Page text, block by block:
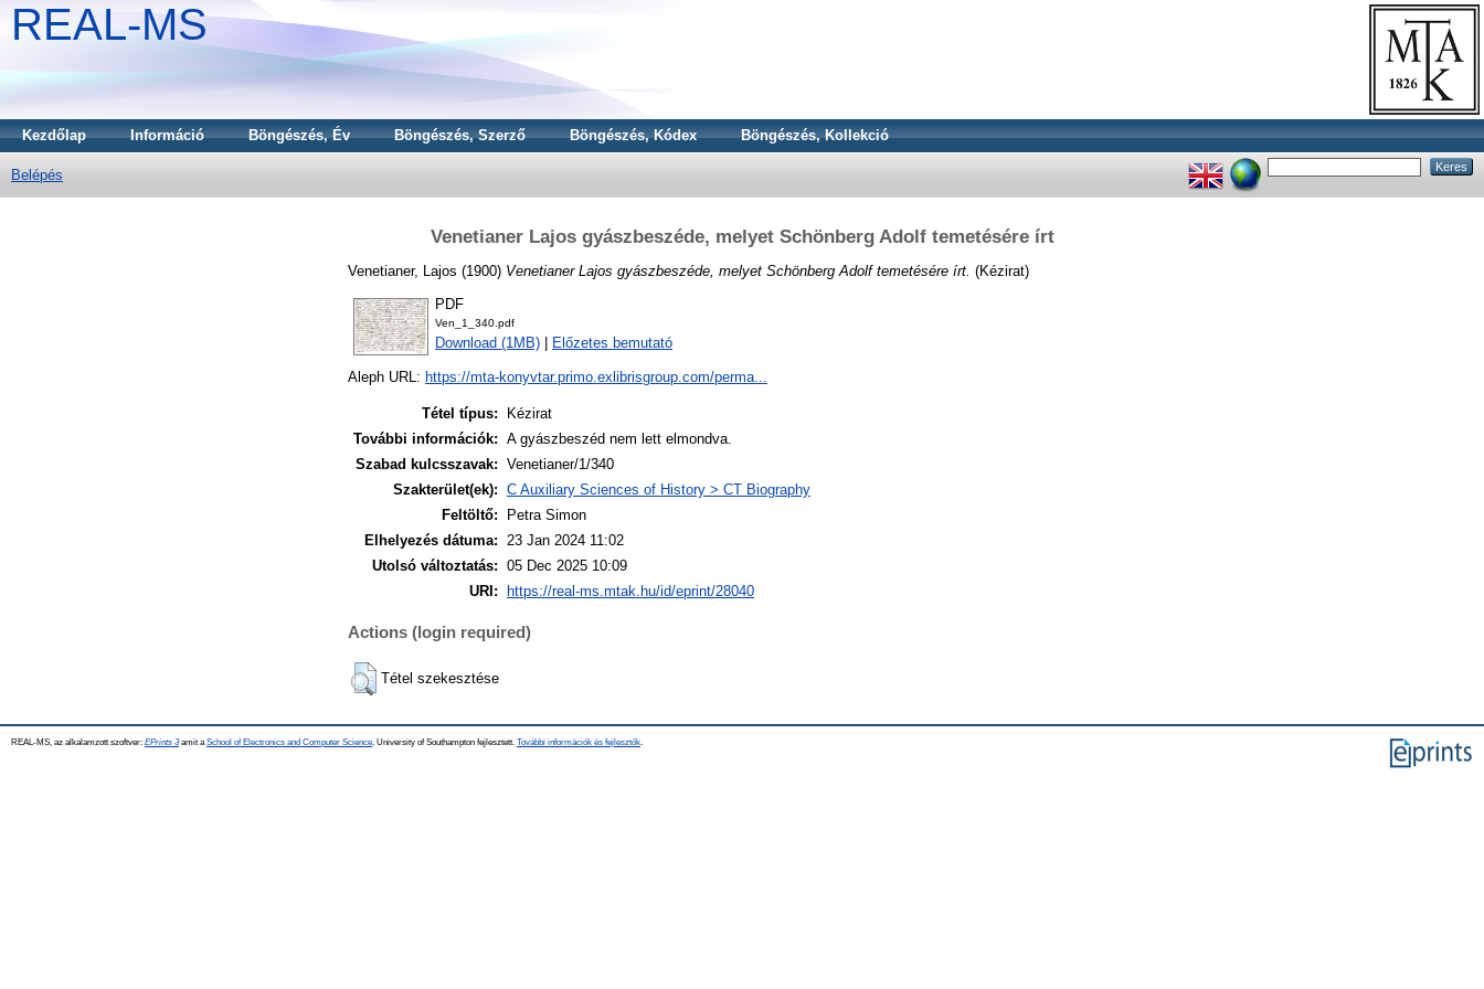
REAL-MS
Kezdőlap Információ Böngészés, Év Böngészés, Szerző Böngészés, Kódex Böngészés, Kollekció
Belépés
Venetianer Lajos gyászbeszéde, melyet Schönberg Adolf temetésére írt
Venetianer, Lajos (1900) Venetianer Lajos gyászbeszéde, melyet Schönberg Adolf temetésére írt. (Kézirat)
PDF
Ven_1_340.pdf
Download (1MB) Előzetes bemutató
Aleph URL: https://mta-konyvtar.primo.exlibrisgroup.com/perma...
Tétel típus:
Kézirat
További információk: A gyászbeszéd nem lett elmondva.
Szabad kulcsszavak: Venetianer/1/340
Szakterület(ek): C Auxiliary Sciences of History > CT Biography
Feltöltő:
Petra Simon
Elhelyezés dátuma: 23 Jan 2024 11:02
Utolsó változtatás: 05 Dec 2025 10:09
URI:
https://real-ms.mtak.hu/id/eprint/28040
Actions (login required)
Tétel szekesztése
REAL-MS, az alkalamzott szoftver: EPrints 3amit a School of Electronics and Computer Science , University of Southampton fejlesztett. További információk és fejlesztők